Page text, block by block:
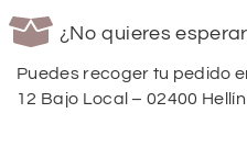
¿No quieres
Puedes recoger tu pedido
12 Bajo Local – 02400 Hellín